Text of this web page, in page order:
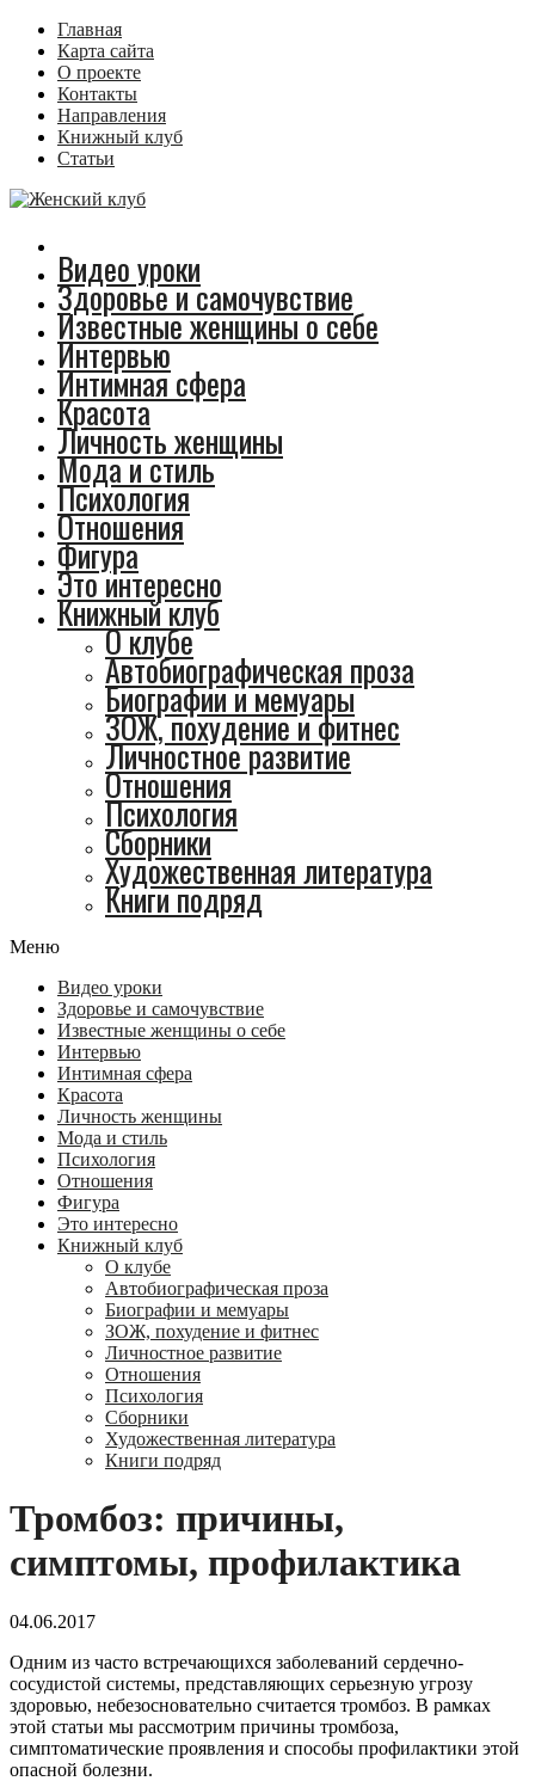
Главная
Карта сайта
О проекте
Контакты
Направления
Книжный клуб
Статьи
Видео уроки
Здоровье и самочувствие
Известные женщины о себе
Интервью
Интимная сфера
Красота
Личность женщины
Мода и стиль
Психология
Отношения
Фигура
Это интересно
Книжный клуб
О клубе
Автобиографическая проза
Биографии и мемуары
ЗОЖ, похудение и фитнес
Личностное развитие
Отношения
Психология
Сборники
Художественная литература
Книги подряд
Меню
Видео уроки
Здоровье и самочувствие
Известные женщины о себе
Интервью
Интимная сфера
Красота
Личность женщины
Мода и стиль
Психология
Отношения
Фигура
Это интересно
Книжный клуб
О клубе
Автобиографическая проза
Биографии и мемуары
ЗОЖ, похудение и фитнес
Личностное развитие
Отношения
Психология
Сборники
Художественная литература
Книги подряд
Тромбоз: причины,
симптомы, профилактика
04.06.2017
Одним из часто встречающихся заболеваний сердечно-
сосудистой системы, представляющих серьезную угрозу
здоровью, небезосновательно считается тромбоз. В рамках
этой статьи мы рассмотрим причины тромбоза,
симптоматические проявления и способы профилактики этой
опасной болезни.